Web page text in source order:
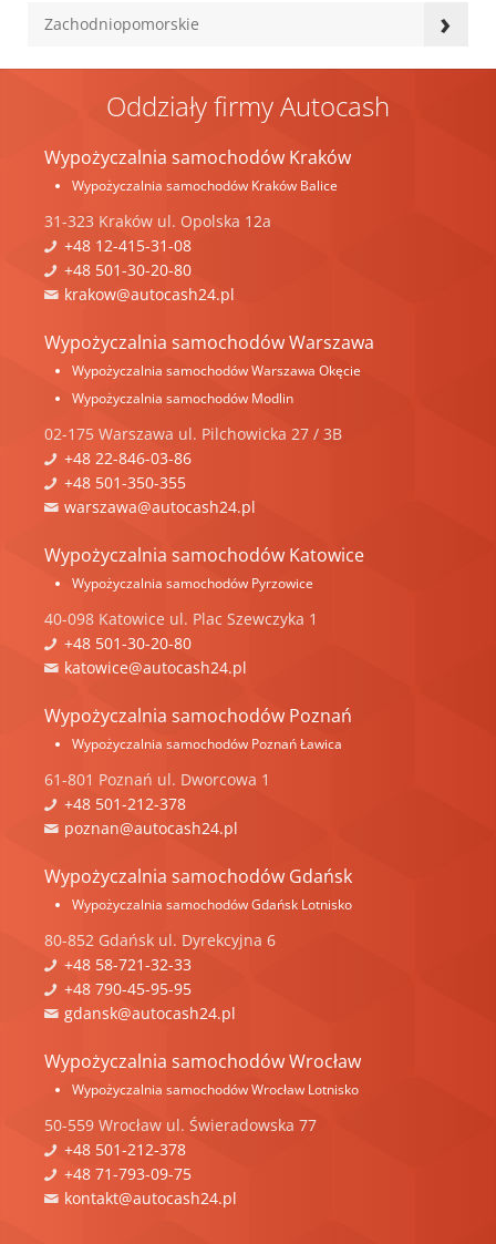
Zachodniopomorskie ›
Oddziały firmy Autocash
Wypożyczalnia samochodów Kraków
Wypożyczalnia samochodów Kraków Balice
31-323 Kraków ul. Opolska 12a
+48 12-415-31-08
+48 501-30-20-80
krakow@autocash24.pl
Wypożyczalnia samochodów Warszawa
Wypożyczalnia samochodów Warszawa Okęcie
Wypożyczalnia samochodów Modlin
02-175 Warszawa ul. Pilchowicka 27 / 3B
+48 22-846-03-86
+48 501-350-355
warszawa@autocash24.pl
Wypożyczalnia samochodów Katowice
Wypożyczalnia samochodów Pyrzowice
40-098 Katowice ul. Plac Szewczyka 1
+48 501-30-20-80
katowice@autocash24.pl
Wypożyczalnia samochodów Poznań
Wypożyczalnia samochodów Poznań Ławica
61-801 Poznań ul. Dworcowa 1
+48 501-212-378
poznan@autocash24.pl
Wypożyczalnia samochodów Gdańsk
Wypożyczalnia samochodów Gdańsk Lotnisko
80-852 Gdańsk ul. Dyrekcyjna 6
+48 58-721-32-33
+48 790-45-95-95
gdansk@autocash24.pl
Wypożyczalnia samochodów Wrocław
Wypożyczalnia samochodów Wrocław Lotnisko
50-559 Wrocław ul. Świeradowska 77
+48 501-212-378
+48 71-793-09-75
kontakt@autocash24.pl